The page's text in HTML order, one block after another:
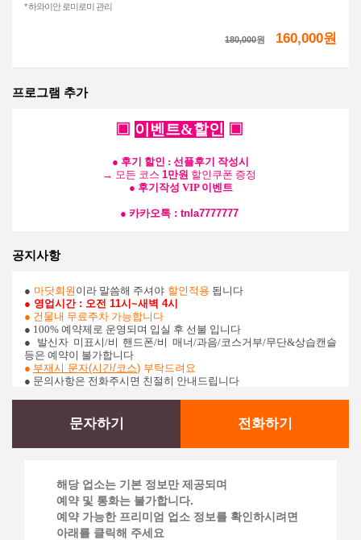
* 하와이안 로미로미 관리
180,000원 160,000원
프로그램 추가
▣ 이벤트&할인 ▣
● 후기 할인 : 선플후기 작성시
→ 모든 코스 1만원 할인쿠폰 증정
● 후기작성 VIP 이벤트
● 카카오톡 : tnla7777777
공지사항
● 마닷회원 이라 말씀해 주셔야 할인적용 됩니다
● 영업시간 : 오전 11시~새벽 4시
● 건물내 무료주차 가능합니다
● 100% 예약제로 운영되며 입실 후 선불 입니다
● 발신자 미표시/비 핸드폰/비 매너/과음/코스거부/무단&상습캔슬
등은 예약이 불가합니다
● 부재시 문자(시간/코스) 부탁드려요
● 문의사항은 전화주시면 친절히 안내드립니다
문자하기 전화하기
해당 업소는 기본 정보만 제공되며
예약 및 통화는 불가합니다.
예약 가능한 프리미엄 업소 정보를 확인하시려면
아래를 클릭해 주세요